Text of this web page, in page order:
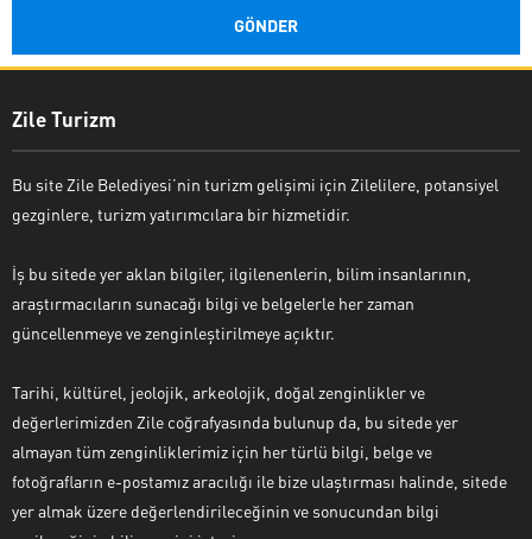
Zile Turizm
Bu site Zile Belediyesi’nin turizm gelişimi için Zilelilere, potansiyel
gezginlere, turizm yatırımcılara bir hizmetidir.
İş bu sitede yer aklan bilgiler, ilgilenenlerin, bilim insanlarının,
araştırmacıların sunacağı bilgi ve belgelerle her zaman
güncellenmeye ve zenginleştirilmeye açıktır.
Tarihi, kültürel, jeolojik, arkeolojik, doğal zenginlikler ve
değerlerimizden Zile coğrafyasında bulunup da, bu sitede yer
almayan tüm zenginliklerimiz için her türlü bilgi, belge ve
fotoğrafların e-postamız aracılığı ile bize ulaştırması halinde, sitede
yer almak üzere değerlendirileceğinin ve sonucundan bilgi